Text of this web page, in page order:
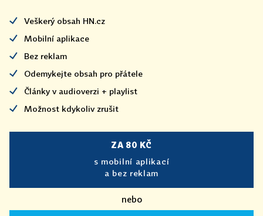
Veškerý obsah HN.cz
Mobilní aplikace
Bez reklam
Odemykejte obsah pro přátele
Články v audioverzi + playlist
Možnost kdykoliv zrušit
ZA 80 KČ
s mobilní aplikací
a bez reklam
nebo